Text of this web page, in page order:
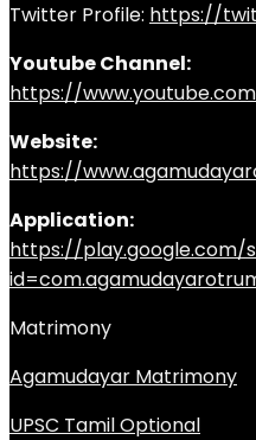
Twitter Profile: https://
Youtube Channel:
https://
Website:
https://
Application:
https://
Matrimony
Agamudayar Matrimony
UPSC Tamil Optional